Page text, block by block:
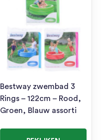
Bestway zwembad 3
Rings – 122cm – Rood,
Groen, Blauw assorti